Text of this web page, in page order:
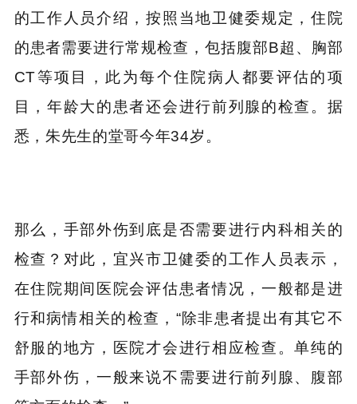
的工作人员介绍，按照当地卫健委规定，住院
的患者需要进行常规检查，包括腹部B超、胸部
CT等项目，此为每个住院病人都要评估的项
目，年龄大的患者还会进行前列腺的检查。据
悉， 朱先生的堂哥今年34岁。
那么，手部外伤到底是否需要进行内科相关的
检查？对此， 宜兴市卫健委的工作人员表示，
在住院期间医院会评估患者情况，一般都是进
行和病情相关的检查，“除非患者提出有其它不
舒服的地方，医院才会进行相应检查。单纯的
手部外伤，一般来说不需要进行前列腺、腹部